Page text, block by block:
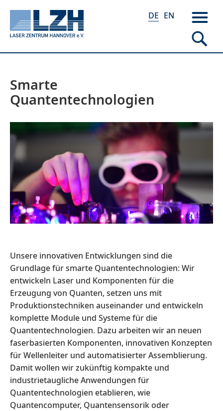
Direkt
zum
Inhalt
DE EN
Smarte
Quantentechnologien
Unsere innovativen Entwicklungen sind die
Grundlage für smarte Quantentechnologien: Wir
entwickeln Laser und Komponenten für die
Erzeugung von Quanten, setzen uns mit
Produktionstechniken auseinander und entwickeln
komplette Module und Systeme für die
Quantentechnologien. Dazu arbeiten wir an neuen
faserbasierten Komponenten, innovativen Konzepten
für Wellenleiter und automatisierter Assemblierung.
Damit wollen wir zukünftig kompakte und
industrietaugliche Anwendungen für
Quantentechnologien etablieren, wie
Quantencomputer, Quantensensorik oder